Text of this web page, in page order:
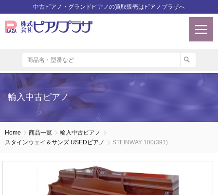
中古ピアノ・グランドピアノの買取販売はピアノプラザへ
輸入中古ピアノ
Home 商品一覧
輸入中古ピアノ
スタインウェイ＆サンズ USEDピアノ
STEINWAY 100(391)